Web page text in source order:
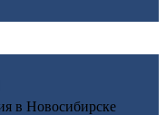
в Новосибирске